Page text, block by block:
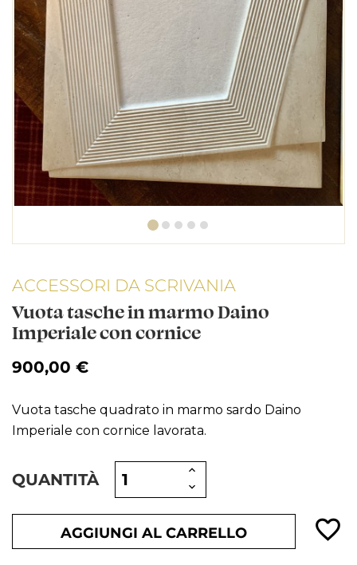
ACCESSORI DA SCRIVANIA
Vuota tasche in marmo Daino
Imperiale con cornice
900,00 €
Vuota tasche quadrato in marmo sardo Daino
Imperiale con cornice lavorata.
QUANTITÀ
AGGIUNGI AL CARRELLO favorite_border